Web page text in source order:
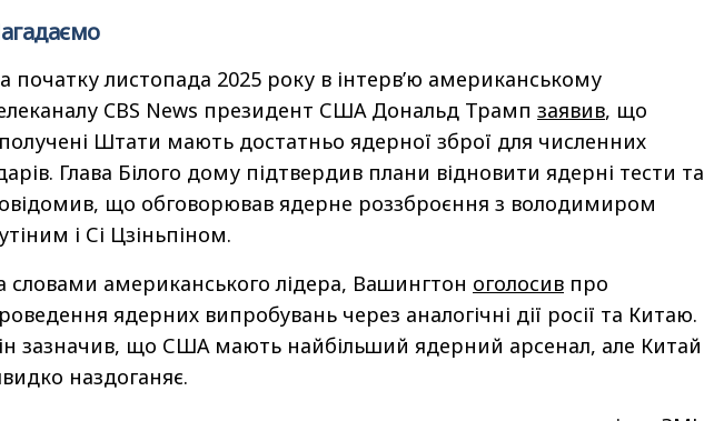
початку листопада 2025 року в інтерв’ю американському
CBS News президент США Дональд Трамп заявив, що
Штати мають достатньо ядерної зброї для численних
Глава Білого дому підтвердив плани відновити ядерні тести та
що обговорював ядерне роззброєння з володимиром
і Сі Цзіньпіном.
словами американського лідера, Вашингтон оголосив про
ядерних випробувань через аналогічні дії росії та Китаю.
зазначив, що США мають найбільший ядерний арсенал, але Китай
наздоганяє.